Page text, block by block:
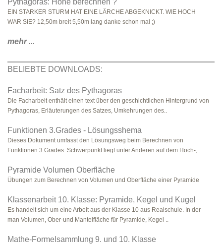
Pythagoras: Höhe berechnen ?
EIN STARKER STURM HAT EINE LÄRCHE ABGEKNICKT. WIE HOCH
WAR SIE? 12,50m breit 5,50m lang danke schon mal ;)
mehr...
BELIEBTE DOWNLOADS:
Facharbeit: Satz des Pythagoras
Die Facharbeit enthält einen text über den geschichtlichen Hintergrund von
Pythagoras, Erläuterungen des Satzes, Umkehrungen des..
Funktionen 3.Grades - Lösungsshema
Dieses Dokument umfasst den Lösungsweg beim Berechnen von
Funktionen 3.Grades. Schwerpunkt liegt unter Anderen auf dem Hoch-, ..
Pyramide Volumen Oberfläche
Übungen zum Berechnen von Volumen und Oberfläche einer Pyramide
Klassenarbeit 10. Klasse: Pyramide, Kegel und Kugel
Es handelt sich um eine Arbeit aus der Klasse 10 aus Realschule. In der
man Volumen, Ober-und Mantelfläche für Pyramide, Kegel ..
Mathe-Formelsammlung 9. und 10. Klasse